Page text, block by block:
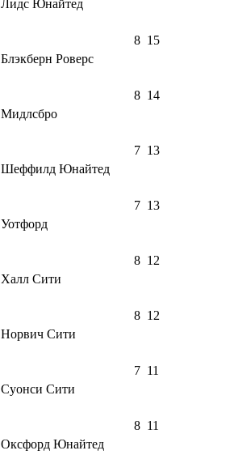
Лидс Юнайтед
Блэкберн Роверс
8 15
Мидлсбро
8 14
Шеффилд Юнайтед
7 13
Уотфорд
7 13
Халл Сити
8 12
Норвич Сити
8 12
Суонси Сити
7 11
Оксфорд Юнайтед
8 11